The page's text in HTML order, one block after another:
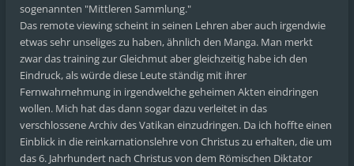
sogenannten "Mittleren Sammlung."
Das remote viewing scheint in seinen Lehren aber auch irgendwie
etwas sehr unseliges zu haben, ähnlich den Manga. Man merkt
zwar das training zur Gleichmut aber gleichzeitig habe ich den
Eindruck, als würde diese Leute ständig mit ihrer
Fernwahrnehmung in irgendwelche geheimen Akten eindringen
wollen. Mich hat das dann sogar dazu verleitet in das
verschlossene Archiv des Vatikan einzudringen. Da ich hoffte einen
Einblick in die reinkarnationslehre von Christus zu erhalten, die um
das 6. Jahrhundert nach Christus von dem Römischen Diktator